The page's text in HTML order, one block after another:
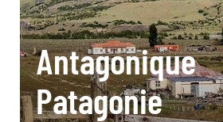
Antagonique
Patagonie